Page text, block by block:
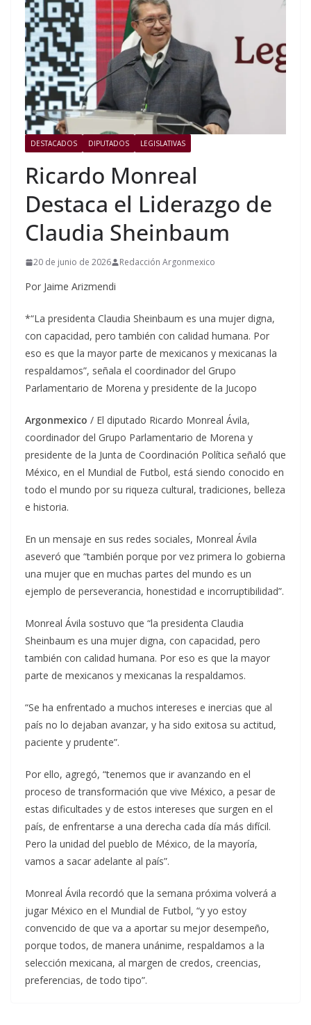
DESTACADOS DIPUTADOS LEGISLATIVAS
Ricardo Monreal
Destaca el Liderazgo de
Claudia Sheinbaum
20 de junio de 2026 Redacción Argonmexico
Por Jaime Arizmendi
*“La presidenta Claudia Sheinbaum es una mujer digna,
con capacidad, pero también con calidad humana. Por
eso es que la mayor parte de mexicanos y mexicanas la
respaldamos”, señala el coordinador del Grupo
Parlamentario de Morena y presidente de la Jucopo
Argonmexico / El diputado Ricardo Monreal Ávila,
coordinador del Grupo Parlamentario de Morena y
presidente de la Junta de Coordinación Política señaló que
México, en el Mundial de Futbol, está siendo conocido en
todo el mundo por su riqueza cultural, tradiciones, belleza
e historia.
En un mensaje en sus redes sociales, Monreal Ávila
aseveró que “también porque por vez primera lo gobierna
una mujer que en muchas partes del mundo es un
ejemplo de perseverancia, honestidad e incorruptibilidad”.
Monreal Ávila sostuvo que “la presidenta Claudia
Sheinbaum es una mujer digna, con capacidad, pero
también con calidad humana. Por eso es que la mayor
parte de mexicanos y mexicanas la respaldamos.
“Se ha enfrentado a muchos intereses e inercias que al
país no lo dejaban avanzar, y ha sido exitosa su actitud,
paciente y prudente”.
Por ello, agregó, “tenemos que ir avanzando en el
proceso de transformación que vive México, a pesar de
estas dificultades y de estos intereses que surgen en el
país, de enfrentarse a una derecha cada día más difícil.
Pero la unidad del pueblo de México, de la mayoría,
vamos a sacar adelante al país”.
Monreal Ávila recordó que la semana próxima volverá a
jugar México en el Mundial de Futbol, “y yo estoy
convencido de que va a aportar su mejor desempeño,
porque todos, de manera unánime, respaldamos a la
selección mexicana, al margen de credos, creencias,
preferencias, de todo tipo”.